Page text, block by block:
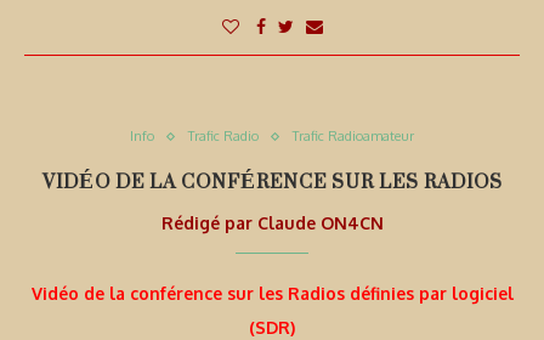
Info Trafic Radio Trafic Radioamateur
VIDÉO DE LA CONFÉRENCE SUR LES RADIOS
Rédigé par Claude ON4CN
Vidéo de la conférence sur les Radios définies par logiciel
(SDR)